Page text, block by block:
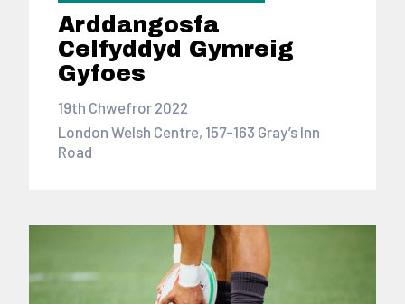
Arddangosfa
Celfyddyd Gymreig
Gyfoes
19th Chwefror 2022
London Welsh Centre, 157-163 Gray’s Inn
Road